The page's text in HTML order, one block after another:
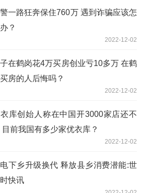
一路狂奔保住760万 遇到诈骗应该怎
？
2022-12-02
在鹤岗花4万买房创业亏10多万 在鹤
房的人后悔吗？
2022-12-02
库创始人称在中国开3000家店还不
目前我国有多少家优衣库？
2022-12-02
下乡升级换代 释放县乡消费潜能:世
快讯